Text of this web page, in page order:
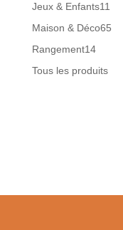
Jeux & Enfants11
Maison & Déco6565
Rangement1414
Tous les produits